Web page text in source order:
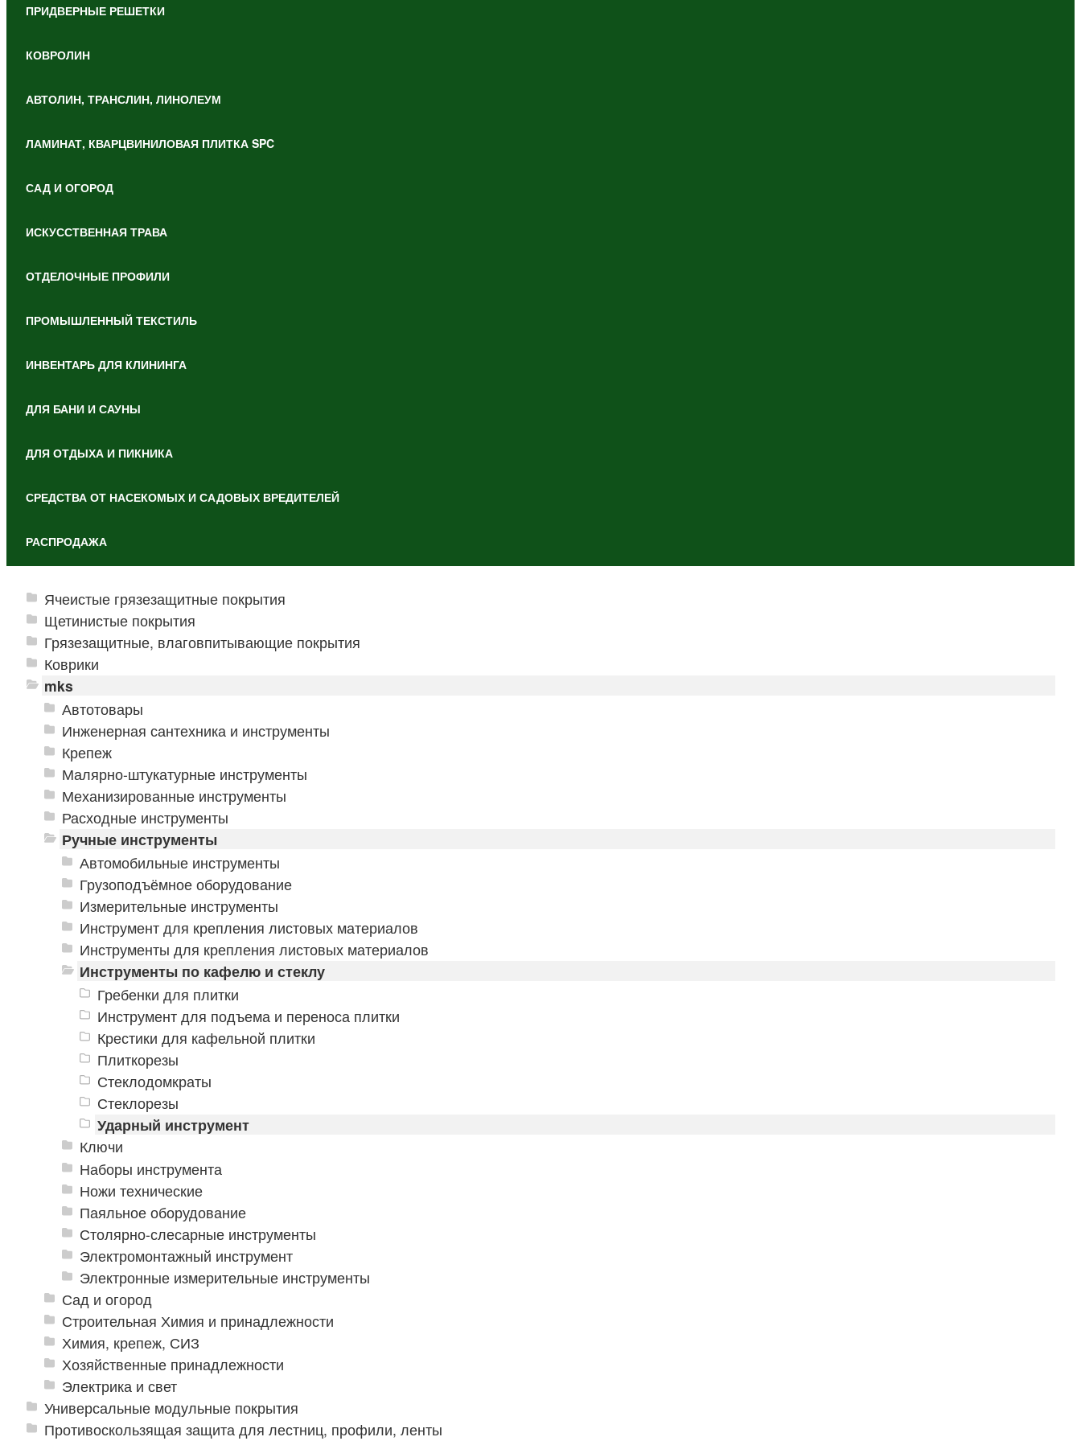
ПРИДВЕРНЫЕ РЕШЕТКИ
КОВРОЛИН
АВТОЛИН, ТРАНСЛИН, ЛИНОЛЕУМ
ЛАМИНАТ, КВАРЦВИНИЛОВАЯ ПЛИТКА SPC
САД И ОГОРОД
ИСКУССТВЕННАЯ ТРАВА
ОТДЕЛОЧНЫЕ ПРОФИЛИ
ПРОМЫШЛЕННЫЙ ТЕКСТИЛЬ
ИНВЕНТАРЬ ДЛЯ КЛИНИНГА
ДЛЯ БАНИ И САУНЫ
ДЛЯ ОТДЫХА И ПИКНИКА
СРЕДСТВА ОТ НАСЕКОМЫХ И САДОВЫХ ВРЕДИТЕЛЕЙ
РАСПРОДАЖА
Ячеистые грязезащитные покрытия
Щетинистые покрытия
Грязезащитные, влаговпитывающие покрытия
Коврики
mks
Автотовары
Инженерная сантехника и инструменты
Крепеж
Малярно-штукатурные инструменты
Механизированные инструменты
Расходные инструменты
Ручные инструменты
Автомобильные инструменты
Грузоподъёмное оборудование
Измерительные инструменты
Инструмент для крепления листовых материалов
Инструменты для крепления листовых материалов
Инструменты по кафелю и стеклу
Гребенки для плитки
Инструмент для подъема и переноса плитки
Крестики для кафельной плитки
Плиткорезы
Стеклодомкраты
Стеклорезы
Ударный инструмент
Ключи
Наборы инструмента
Ножи технические
Паяльное оборудование
Столярно-слесарные инструменты
Электромонтажный инструмент
Электронные измерительные инструменты
Сад и огород
Строительная Химия и принадлежности
Химия, крепеж, СИЗ
Хозяйственные принадлежности
Электрика и свет
Универсальные модульные покрытия
Противоскользящая защита для лестниц, профили, ленты